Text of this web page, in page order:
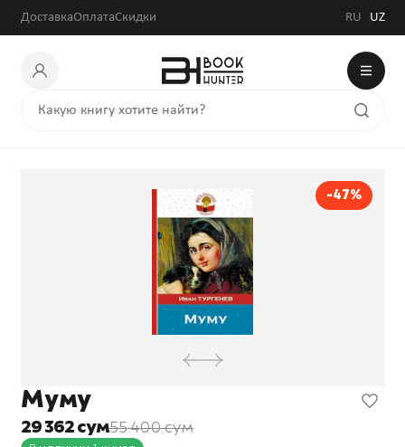
ДоставкаОплатаСкидки RU UZ
-47%
Муму
29 362 сум55 400 сум